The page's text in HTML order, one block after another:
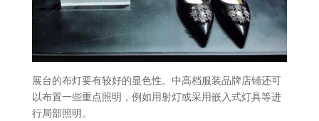
展台的布灯要有较好的显色性。中高档服装品牌店铺还可
以布置一些重点照明，例如用射灯或采用嵌入式灯具等进
行局部照明。